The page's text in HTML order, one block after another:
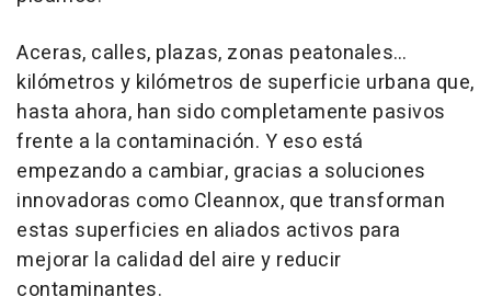
Aceras, calles, plazas, zonas peatonales…
kilómetros y kilómetros de superficie urbana que,
hasta ahora, han sido completamente pasivos
frente a la contaminación. Y eso está
empezando a cambiar, gracias a soluciones
innovadoras como Cleannox, que transforman
estas superficies en aliados activos para
mejorar la calidad del aire y reducir
contaminantes.